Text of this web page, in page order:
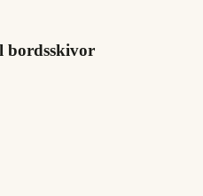
bordsskivor